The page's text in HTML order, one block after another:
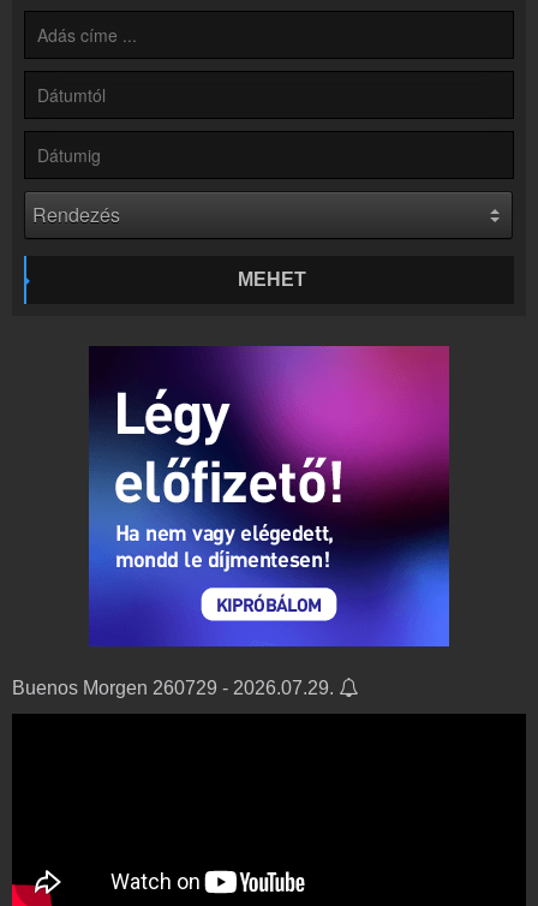
Írj nekünk!
Partnerek
Rádiós partnerek
Ágyazd be weboldaladba
Készítés lépésről lépésre
MEHET
Buenos Morgen 260729 - 2026.07.29.